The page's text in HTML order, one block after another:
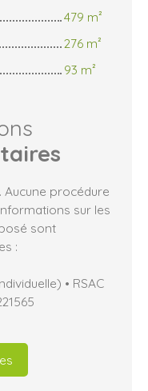
479 m²
276 m²
93 m²
procédure
sur les
sont
:
• RSAC